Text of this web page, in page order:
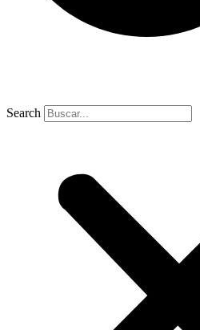
Search